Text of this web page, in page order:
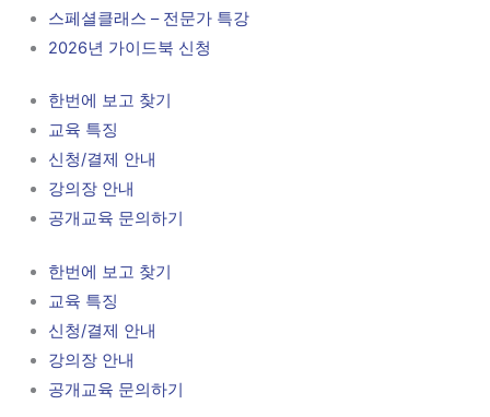
스페셜클래스 – 전문가 특강
2026년 가이드북 신청
한번에 보고 찾기
교육 특징
신청/결제 안내
강의장 안내
공개교육 문의하기
한번에 보고 찾기
교육 특징
신청/결제 안내
강의장 안내
공개교육 문의하기